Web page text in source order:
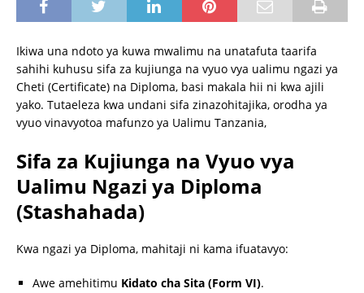
Ikiwa una ndoto ya kuwa mwalimu na unatafuta taarifa
sahihi kuhusu sifa za kujiunga na vyuo vya ualimu ngazi ya
Cheti (Certificate) na Diploma, basi makala hii ni kwa ajili
yako. Tutaeleza kwa undani sifa zinazohitajika, orodha ya
vyuo vinavyotoa mafunzo ya Ualimu Tanzania,
Sifa za Kujiunga na Vyuo vya
Ualimu Ngazi ya Diploma
(Stashahada)
Kwa ngazi ya Diploma, mahitaji ni kama ifuatavyo:
Awe amehitimu Kidato cha Sita (Form VI).